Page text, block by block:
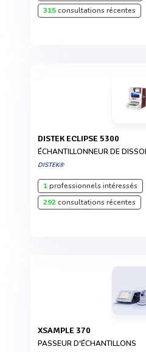
315consultations récentes
DISTEK ECLIPSE 5300
ÉCHANTILLONNEUR DE
DISTEK®
1professionnels intéressés
292consultations récentes
XSAMPLE 370
PASSEUR D'ÉCHANTILLONS